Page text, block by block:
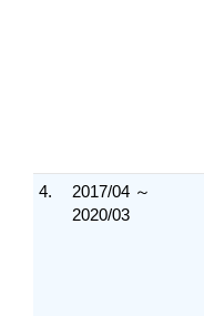
4.
2017/04 ～
2020/03